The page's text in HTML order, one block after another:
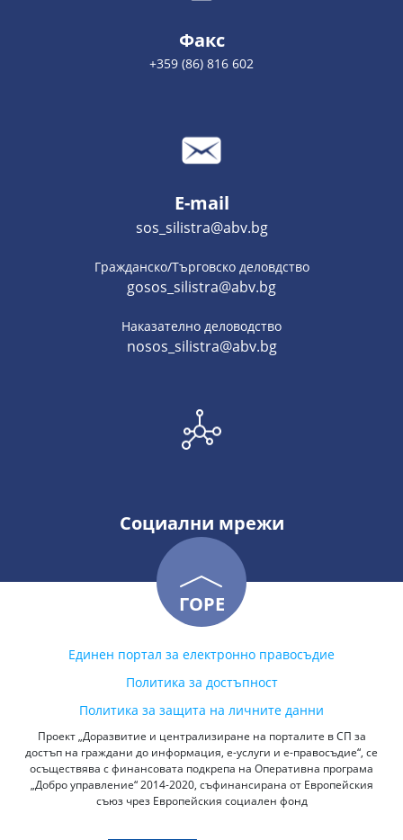
Факс
+359 (86) 816 602
E-mail
sos_silistra@abv.bg
Гражданско/Търговско деловдство
gosos_silistra@abv.bg
Наказателно деловодство
nosos_silistra@abv.bg
Социални мрежи
ГОРЕ
Единен портал за електронно правосъдие
Политика за достъпност
Политика за защита на личните данни
Проект „Доразвитие и централизиране на порталите в СП за
достъп на граждани до информация, е-услуги и е-правосъдие“, се
осъществява с финансовата подкрепа на Оперативна програма
„Добро управление“ 2014-2020, съфинансирана от Европейския
съюз чрез Европейския социален фонд